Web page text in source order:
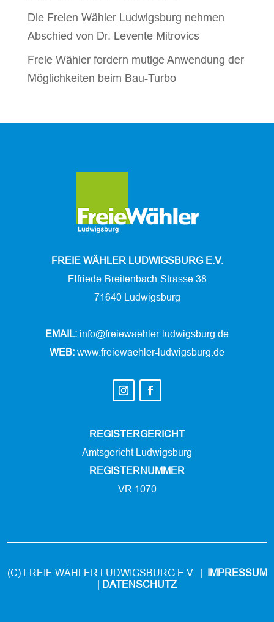
Die Freien Wähler Ludwigsburg nehmen
Abschied von Dr. Levente Mitrovics
Freie Wähler fordern mutige Anwendung der
Möglichkeiten beim Bau-Turbo
FREIE WÄHLER LUDWIGSBURG E.V.
Elfriede-Breitenbach-Strasse 38
71640 Ludwigsburg
EMAIL: info@freiewaehler-ludwigsburg.de
WEB: www.freiewaehler-ludwigsburg.de
REGISTERGERICHT
Amtsgericht Ludwigsburg
REGISTERNUMMER
VR 1070
(C) FREIE WÄHLER LUDWIGSBURG E.V. | IMPRESSUM
| DATENSCHUTZ